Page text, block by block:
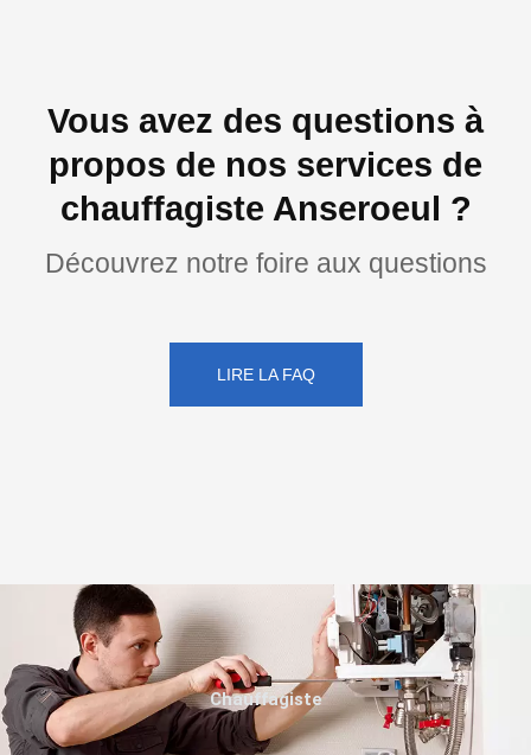
Vous avez des questions à
propos de nos services de
chauffagiste Anseroeul ?
Découvrez notre foire aux questions
LIRE LA FAQ
Chauffagiste